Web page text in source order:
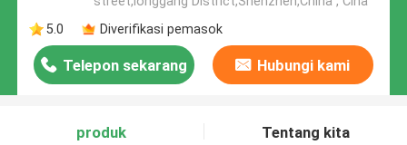
5.0
Diverifikasi pemasok
Telepon sekarang Hubungi kami
produk Tentang kita